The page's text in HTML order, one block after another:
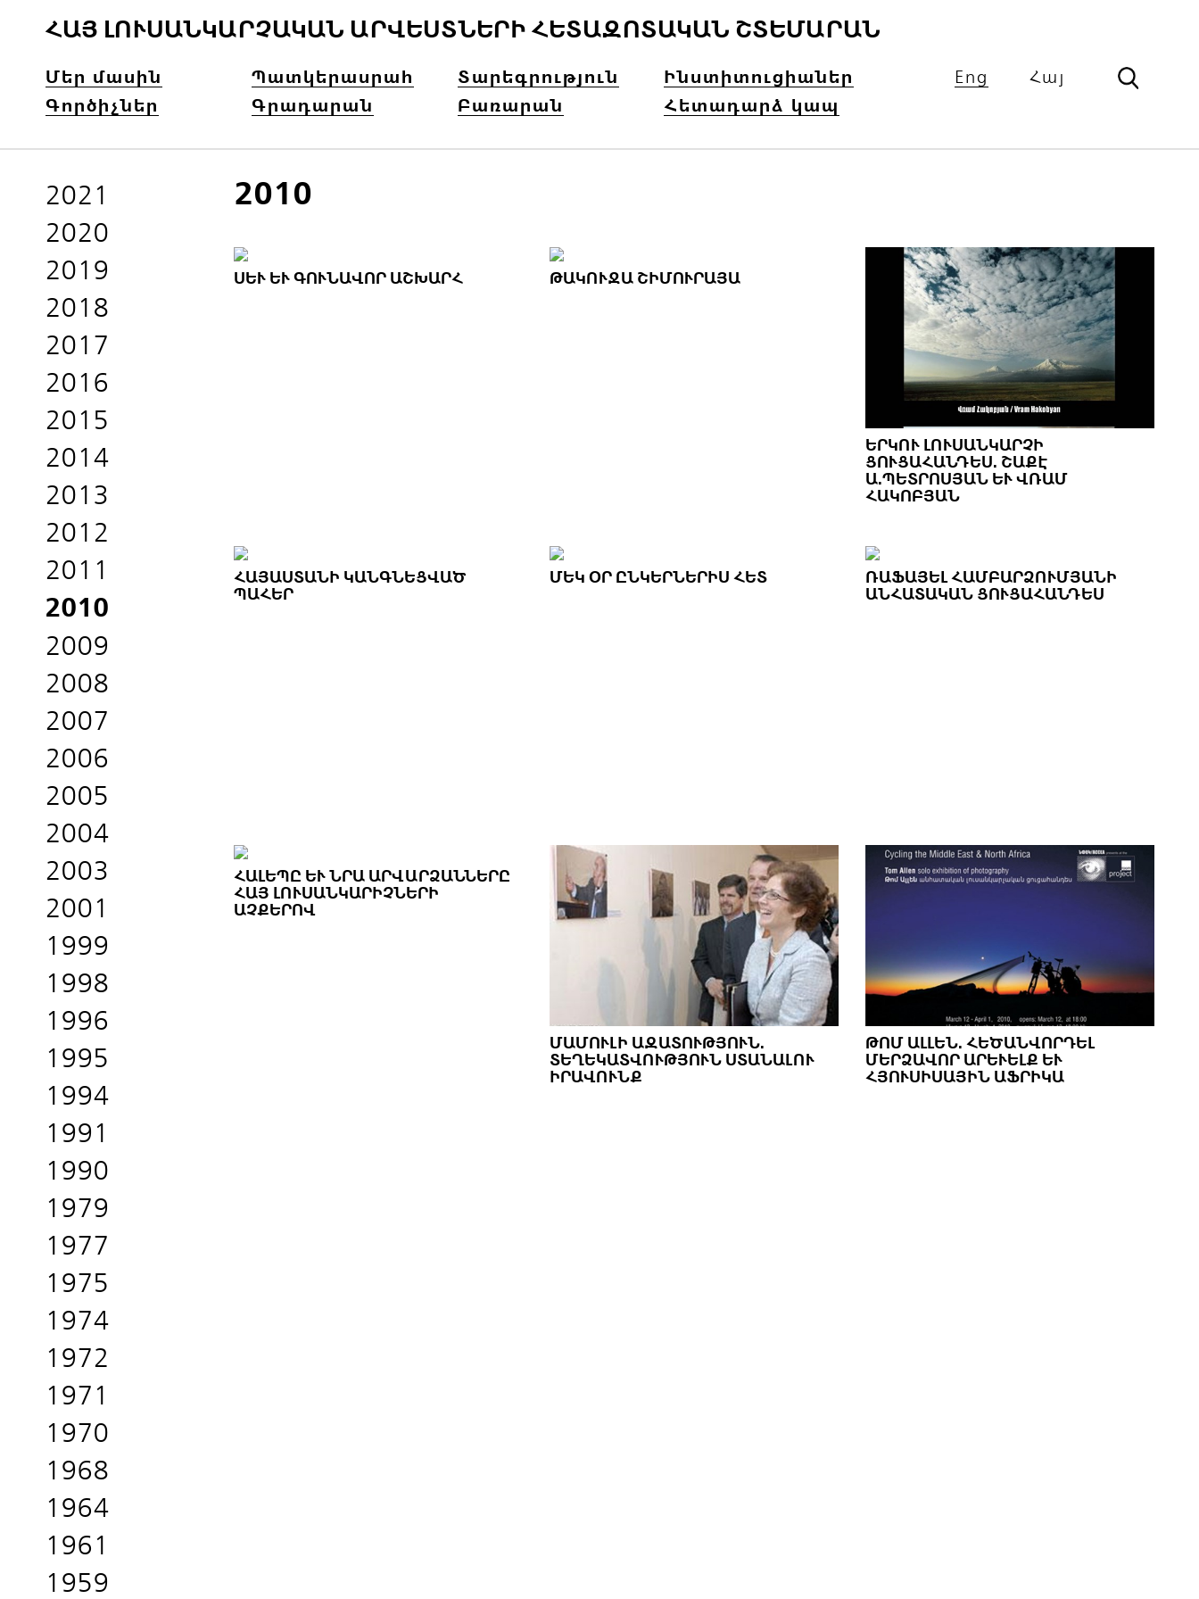
ՀԱՅ ԼՈՒՍԱՆԿԱՐՉԱԿԱՆ ԱՐՎԵՍՏՆԵՐԻ ՀԵՏԱԶՈՏԱԿԱՆ ՇՏԵՄԱՐԱՆ
Մեր մասին Պատկերասրահ Տարեգրություն
Ինստիտուցիաներ
Գործիչներ
Գրադարան Բառարան Հետադարձ կապ
Eng Հայ
2021
2020
2019
2018
2017
2016
2015
2014
2013
2012
2011
2010
2009
2008
2007
2006
2005
2004
2003
2001
1999
1998
1996
1995
1994
1991
1990
1979
1977
1975
1974
1972
1971
1970
1968
1964
1961
1959
2010
ՍԵՒ ԵՒ ԳՈՒՆԱՎՈՐ ԱՇԽԱՐՀ ԹԱԿՈՒՋԱ ՇԻՄՈՒՐԱՅԱ
ԵՐԿՈՒ ԼՈՒՍԱՆԿԱՐՉԻ
ՑՈՒՑԱՀԱՆԴԵՍ. ՇԱՔԷ
Ա.ՊԵՏՐՈՍՅԱՆ ԵՒ ՎՌԱՄ Հ
ԱԿՈԲՅԱՆ
ՀԱՅԱՍՏԱՆԻ ԿԱՆԳՆԵՑՎԱԾ
ՊԱՀԵՐ
ՄԵԿ ՕՐ ԸՆԿԵՐՆԵՐԻՍ ՀԵՏ
ՌԱՖԱՅԵԼ ՀԱՄԲԱՐՁՈՒՄՅԱՆԻ
ԱՆՀԱՏԱԿԱՆ ՑՈՒՑԱՀԱՆԴԵՍ
ՀԱԼԵՊԸ ԵՒ ՆՐԱ ԱՐՎԱՐՁԱՆՆԵՐԸ Հ
ԱՅ ԼՈՒՍԱՆԿԱՐԻՉՆԵՐԻ Ա
ՉՔԵՐՈՎ
ՄԱՄՈՒԼԻ ԱԶԱՏՈՒԹՅՈՒՆ.
ՏԵՂԵԿԱՏՎՈՒԹՅՈՒՆ ՍՏԱՆԱԼՈՒ
ԻՐԱՎՈՒՆՔ
ԹՈՄ ԱԼԼԵՆ. ՀԵԾԱՆՎՈՐԴԵԼ
ՄԵՐՁԱՎՈՐ ԱՐԵՒԵԼՔ ԵՒ ՀՅ
ՈՒՍԻՍԱՅԻՆ ԱՖՐԻԿԱ